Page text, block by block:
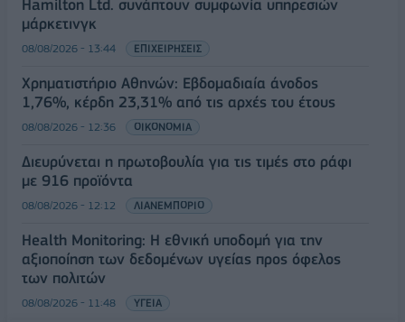
Hamilton Ltd. συνάπτουν συμφωνία υπηρεσιών
μάρκετινγκ
08/08/2026 - 13:44 ΕΠΙΧΕΙΡΗΣΕΙΣ
Χρηματιστήριο Αθηνών: Εβδομαδιαία άνοδος
1,76%, κέρδη 23,31% από τις αρχές του έτους
08/08/2026 - 12:36 ΟΙΚΟΝΟΜΙΑ
Διευρύνεται η πρωτοβουλία για τις τιμές στο ράφι
με 916 προϊόντα
08/08/2026 - 12:12 ΛΙΑΝΕΜΠΟΡΙΟ
Health Monitoring: Η εθνική υποδομή για την
αξιοποίηση των δεδομένων υγείας προς όφελος
των πολιτών
08/08/2026 - 11:48 ΥΓΕΙΑ